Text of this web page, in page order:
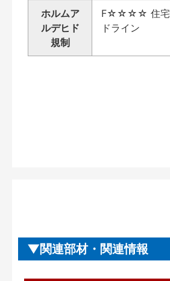
ホルムア
ルデヒド
規制
F☆☆☆☆ 住宅
ドライン
関連部材・関連情報